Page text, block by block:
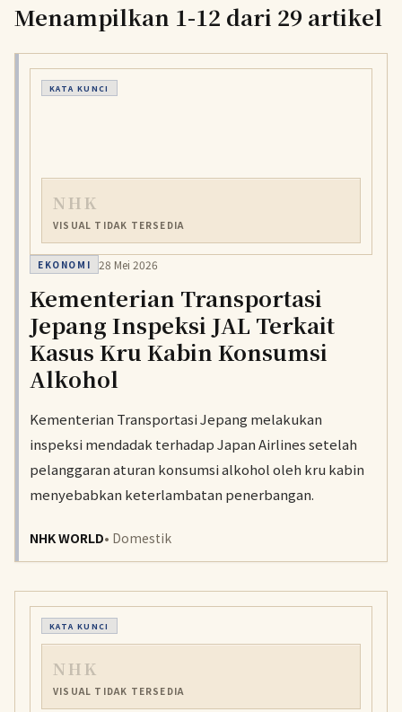
Menampilkan 1-12 dari 29 artikel
KATA KUNCI
NHK
VISUAL TIDAK TERSEDIA
EKONOMI 28 Mei 2026
Kementerian Transportasi
Jepang Inspeksi JAL Terkait
Kasus Kru Kabin Konsumsi
Alkohol
Kementerian Transportasi Jepang melakukan
inspeksi mendadak terhadap Japan Airlines setelah
pelanggaran aturan konsumsi alkohol oleh kru kabin
menyebabkan keterlambatan penerbangan.
NHK WORLD• Domestik
KATA KUNCI
NHK
VISUAL TIDAK TERSEDIA